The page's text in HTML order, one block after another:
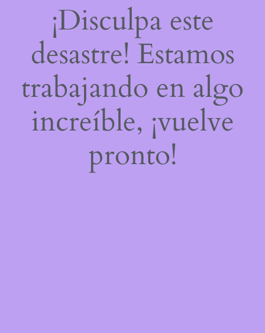
¡Disculpa este
desastre! Estamos
trabajando en algo
increíble, ¡vuelve
pronto!